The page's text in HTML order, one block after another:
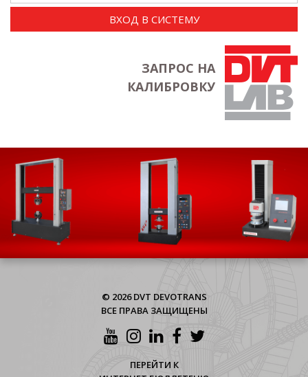
ВХОД В СИСТЕМУ
ЗАПРОС НА
КАЛИБРОВКУ
© 2026 DVT DEVOTRANS
ВСЕ ПРАВА ЗАЩИЩЕНЫ
ПЕРЕЙТИ К